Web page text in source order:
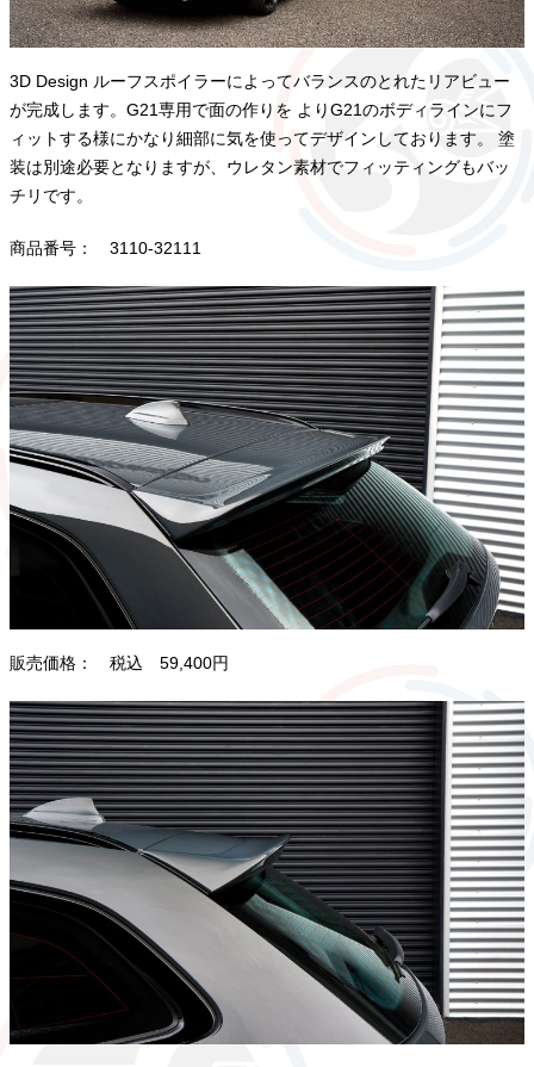
3D Design ルーフスポイラーによってバランスのとれたリアビュー
が完成します。G21専用で面の作りを よりG21のボディラインにフ
ィットする様にかなり細部に気を使ってデザインしております。 塗
装は別途必要となりますが、ウレタン素材でフィッティングもバッ
チリです。
商品番号： 3110-32111
販売価格： 税込 59,400円